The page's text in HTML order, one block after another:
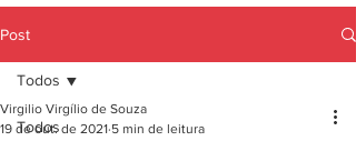
Post
Todos
Todos
Virgilio Virgílio de Souza
19 de out. de 2021 5 min de leitura